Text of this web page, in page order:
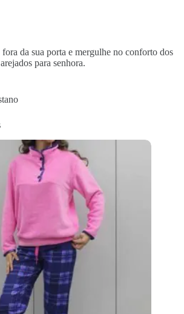
da sua porta e mergulhe no conforto dos
para senhora.